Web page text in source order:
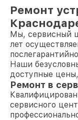
Ремонт
Мы, сервисный
лет
Наши
доступные
Ремонт в
сервисного